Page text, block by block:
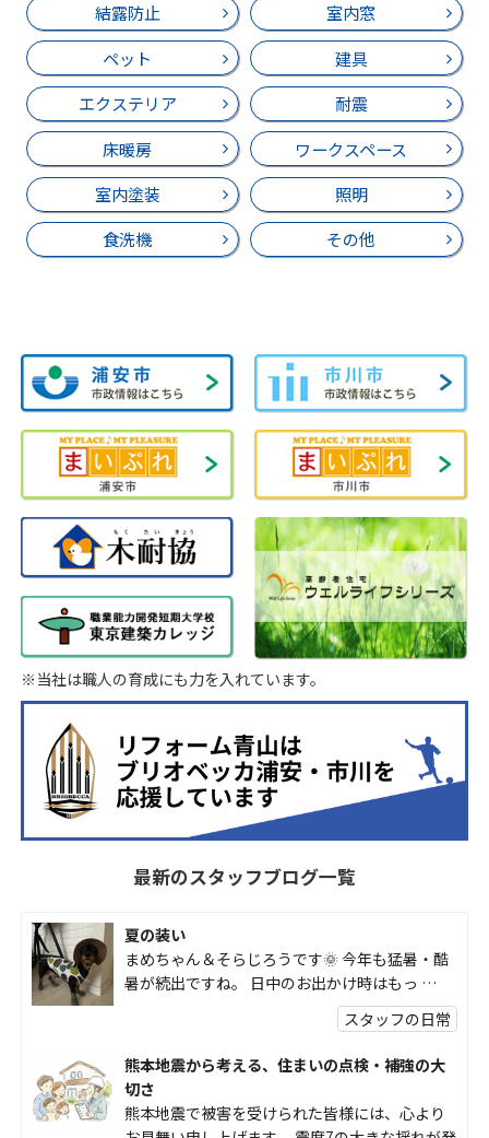
結露防止
室内窓
ペット
建具
エクステリア
耐震
床暖房
ワークスペース
室内塗装
照明
食洗機
その他
※当社は職人の育成にも力を入れています。
最新のスタッフブログ一覧
夏の装い
まめちゃん＆そらじろうです🌞 今年も猛暑・酷
暑が続出ですね。 日中のお出かけ時はもっ …
スタッフの日常
熊本地震から考える、住まいの点検・補強の大
切さ
熊本地震で被害を受けられた皆様には、心より